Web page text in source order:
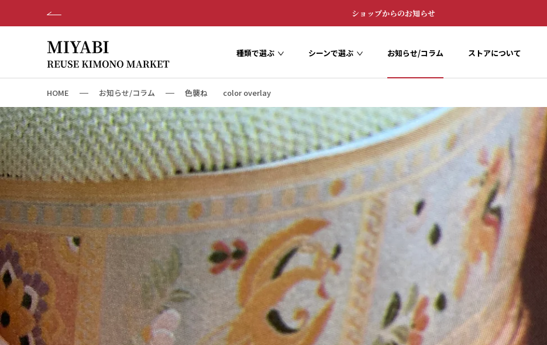
て
ン
テ
ン
ツ
に
移
動
す
る
ショップからのお知らせ
種類で選ぶ シーンで選ぶ
お知らせ/コラム
ストアについて
HOME お知らせ/コラム 色襲ね color overlay